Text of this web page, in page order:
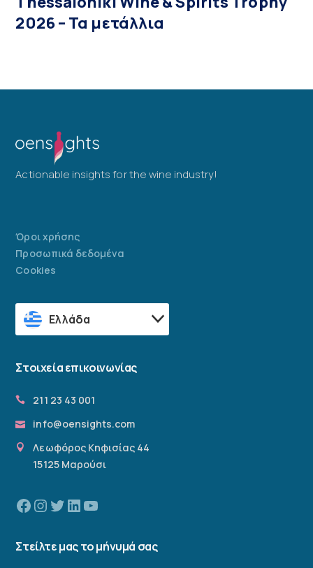
2026 – Τα μετάλλια
Actionable insights for the wine industry!
Όροι χρήσης
Προσωπικά δεδομένα
Cookies
Ελλάδα
Στοιχεία επικοινωνίας
211 23 43 001
info@oensights.com
Λεωφόρος Κηφισίας 44
15125 Μαρούσι
Facebook
Instagram
TwitterLinkedinYouTube
Στείλτε μας το μήνυμά σας